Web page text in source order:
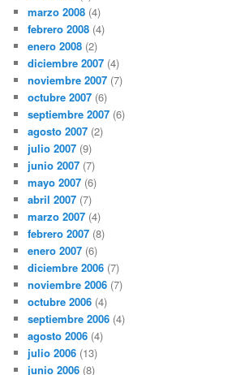
marzo 2008 (4)
febrero 2008 (4)
enero 2008 (2)
diciembre 2007 (4)
noviembre 2007 (7)
octubre 2007 (6)
septiembre 2007 (6)
agosto 2007 (2)
julio 2007 (9)
junio 2007 (7)
mayo 2007 (6)
abril 2007 (7)
marzo 2007 (4)
febrero 2007 (8)
enero 2007 (6)
diciembre 2006 (7)
noviembre 2006 (7)
octubre 2006 (4)
septiembre 2006 (4)
agosto 2006 (4)
julio 2006 (13)
junio 2006 (8)